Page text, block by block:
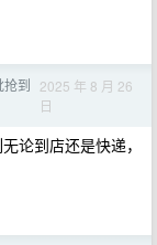
抢到 2025 年 8 月 26
日
论到店还是快递，